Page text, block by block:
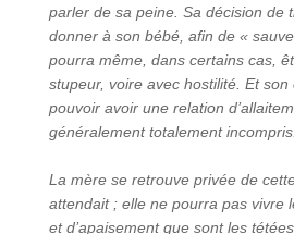
parler de sa peine. Sa décision de
donner à son bébé, afin de «
pourra même, dans certains cas,
stupeur, voire avec hostilité. Et
pouvoir avoir une relation
généralement totalement incompris.
La mère se retrouve privée de
attendait ; elle ne pourra pas vivre
et d’apaisement que sont les